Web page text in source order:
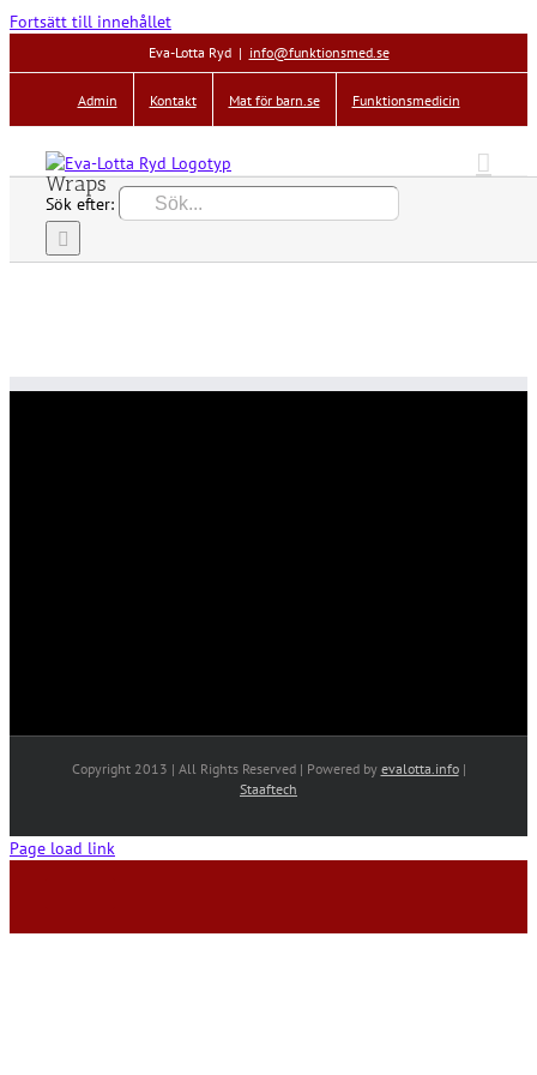
Fortsätt till innehållet
Eva-Lotta Ryd | info@funktionsmed.se
Admin Kontakt Mat för barn.se Funktionsmedicin
Wraps
Sök efter:
Copyright 2013 | All Rights Reserved | Powered by evalotta.info|
Staaftech
Page load link